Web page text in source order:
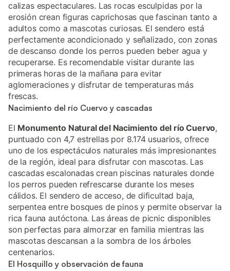
calizas espectaculares. Las rocas esculpidas por la
erosión crean figuras caprichosas que fascinan tanto a
adultos como a mascotas curiosas. El sendero está
perfectamente acondicionado y señalizado, con zonas
de descanso donde los perros pueden beber agua y
recuperarse. Es recomendable visitar durante las
primeras horas de la mañana para evitar
aglomeraciones y disfrutar de temperaturas más
frescas.
Nacimiento del río Cuervo y cascadas
El Monumento Natural del Nacimiento del río Cuervo,
puntuado con 4,7 estrellas por 8.174 usuarios, ofrece
uno de los espectáculos naturales más impresionantes
de la región, ideal para disfrutar con mascotas. Las
cascadas escalonadas crean piscinas naturales donde
los perros pueden refrescarse durante los meses
cálidos. El sendero de acceso, de dificultad baja,
serpentea entre bosques de pinos y permite observar la
rica fauna autóctona. Las áreas de picnic disponibles
son perfectas para almorzar en familia mientras las
mascotas descansan a la sombra de los árboles
centenarios.
El Hosquillo y observación de fauna